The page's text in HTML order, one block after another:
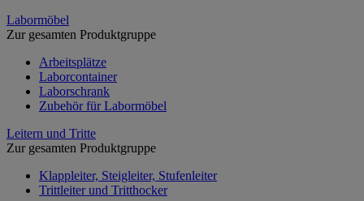
Labormöbel
Zur gesamten Produktgruppe
Arbeitsplätze
Laborcontainer
Laborschrank
Zubehör für Labormöbel
Leitern und Tritte
Zur gesamten Produktgruppe
Klappleiter, Steigleiter, Stufenleiter
Trittleiter und Tritthocker